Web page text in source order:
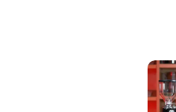
لرزش دستگاه باعث جابه‌جایی ناخواسته